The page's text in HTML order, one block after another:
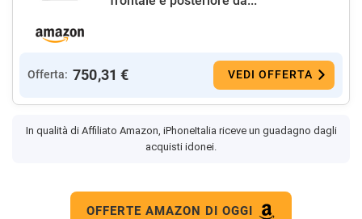
Offerta: 750,31 € VEDI OFFERTA
In qualità di Affiliato Amazon, iPhoneItalia riceve un guadagno dagli
acquisti idonei.
OFFERTE AMAZON DI OGGI